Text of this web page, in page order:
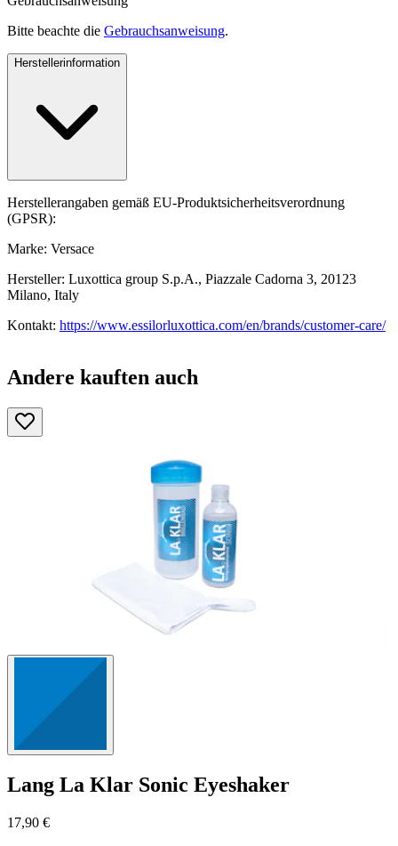
Bitte beachte die Gebrauchsanweisung.
Herstellerinformation
Herstellerangaben gemäß EU-Produktsicherheitsverordnung
(GPSR):
Marke: Versace
Hersteller: Luxottica group S.p.A., Piazzale Cadorna 3, 20123
Milano, Italy
Kontakt: https://www.essilorluxottica.com/en/brands/customer-care/
Andere kauften auch
Lang La Klar Sonic Eyeshaker
17,90 €